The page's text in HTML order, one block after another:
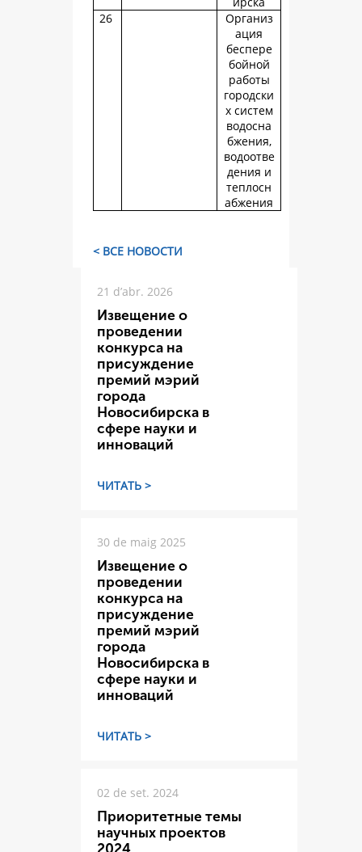
26
Организ
ация
беспере
бойной
работы
городски
х систем
водосна
бжения,
водоотве
дения и
теплосн
абжения
< ВСЕ НОВОСТИ
21 d’abr. 2026
Извещение о
проведении
конкурса на
присуждение
премий мэрий
города
Новосибирска в
сфере науки и
инноваций
ЧИТАТЬ >
30 de maig 2025
Извещение о
проведении
конкурса на
присуждение
премий мэрий
города
Новосибирска в
сфере науки и
инноваций
ЧИТАТЬ >
02 de set. 2024
Приоритетные темы
научных проектов